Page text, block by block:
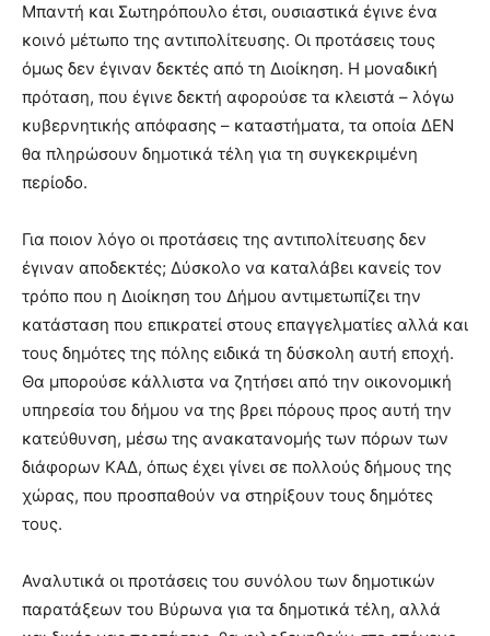
Μπαντή και Σωτηρόπουλο έτσι, ουσιαστικά έγινε ένα
κοινό μέτωπο της αντιπολίτευσης. Οι προτάσεις τους
όμως δεν έγιναν δεκτές από τη Διοίκηση. Η μοναδική
πρόταση, που έγινε δεκτή αφορούσε τα κλειστά – λόγω
κυβερνητικής απόφασης – καταστήματα, τα οποία ΔΕΝ
θα πληρώσουν δημοτικά τέλη για τη συγκεκριμένη
περίοδο.
Για ποιον λόγο οι προτάσεις της αντιπολίτευσης δεν
έγιναν αποδεκτές; Δύσκολο να καταλάβει κανείς τον
τρόπο που η Διοίκηση του Δήμου αντιμετωπίζει την
κατάσταση που επικρατεί στους επαγγελματίες αλλά και
τους δημότες της πόλης ειδικά τη δύσκολη αυτή εποχή.
Θα μπορούσε κάλλιστα να ζητήσει από την οικονομική
υπηρεσία του δήμου να της βρει πόρους προς αυτή την
κατεύθυνση, μέσω της ανακατανομής των πόρων των
διάφορων ΚΑΔ, όπως έχει γίνει σε πολλούς δήμους της
χώρας, που προσπαθούν να στηρίξουν τους δημότες
τους.
Αναλυτικά οι προτάσεις του συνόλου των δημοτικών
παρατάξεων του Βύρωνα για τα δημοτικά τέλη, αλλά